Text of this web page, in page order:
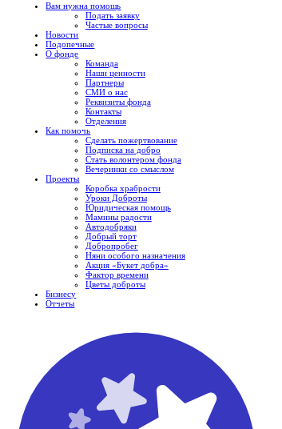
Вам нужна помощь
Подать заявку
Частые вопросы
Новости
Подопечные
О фонде
Команда
Наши ценности
Партнеры
СМИ о нас
Реквизиты фонда
Контакты
Отделения
Как помочь
Сделать пожертвование
Подписка на добро
Стать волонтером фонда
Вечеринки со смыслом
Проекты
Коробка храбрости
Уроки Доброты
Юридическая помощь
Мамины радости
Автодобряки
Добрый торт
Добропробег
Няни особого назначения
Акция «Букет добра»
Фактор времени
Цветы доброты
Бизнесу
Отчеты